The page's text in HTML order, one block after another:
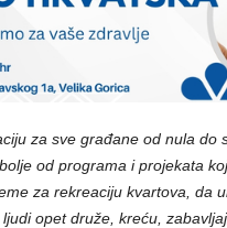
za sve građane od nula
od programa i projekata
za rekreaciju kvartova, da
opet druže, kreću,